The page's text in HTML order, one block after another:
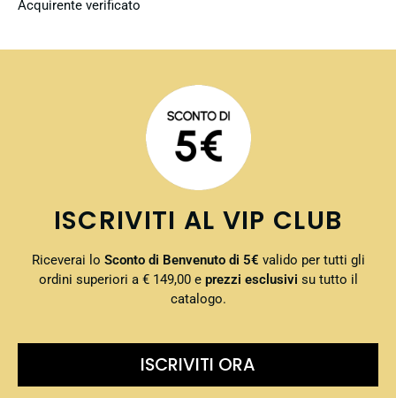
Acquirente verificato
ISCRIVITI AL VIP CLUB
Riceverai lo Sconto di Benvenuto di 5€ valido per tutti gli
ordini superiori a € 149,00 e prezzi esclusivi su tutto il
catalogo.
ISCRIVITI ORA